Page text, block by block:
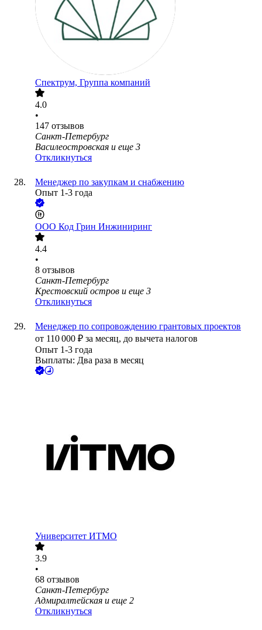
Спектрум, Группа компаний
4.0
•
147 отзывов
Санкт-Петербург
Василеостровская и еще 3
Откликнуться
Менеджер по закупкам и снабжению
Опыт 1-3 года
ООО Код Грин Инжиниринг
4.4
•
8 отзывов
Санкт-Петербург
Крестовский остров и еще 3
Откликнуться
Менеджер по сопровождению грантовых проектов
от 110 000 ₽ за месяц, до вычета налогов
Опыт 1-3 года
Выплаты: Два раза в месяц
Университет ИТМО
3.9
•
68 отзывов
Санкт-Петербург
Адмиралтейская и еще 2
Откликнуться